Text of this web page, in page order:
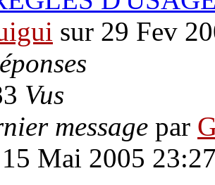
sur 29 Fev
Vus
message par
Mai 2005